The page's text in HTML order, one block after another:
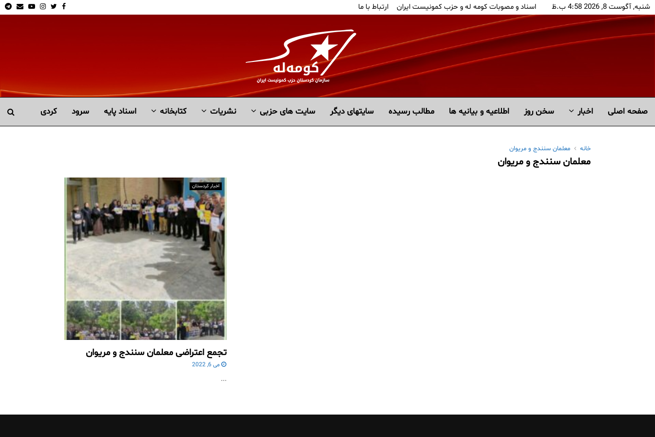
شنبه, آگوست 8, 2026 4:58 ب.ظ اسناد و مصوبات کومه له و حزب کمونیست ایران ارتباط با ما Facebook
Twitter
Instagram
Youtube
Email
صفحه اصلی اخبار سخن روز اطلاعیه و بیانیه ها مطالب رسیده سايتهاى ديگر سایت های حزبی نشریات کتابخانە اسناد پایه سرود کردی
خانه معلمان سنندج و مریوان
معلمان سنندج و مریوان
اخبار کردستان
تجمع اعتراضی معلمان سنندج و مریوان
می 6, 2022
...